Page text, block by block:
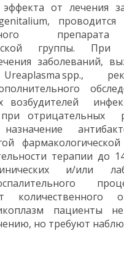
от лечения
проводится
группы. При
заболеваний,
spp.,
отрицательных
фармакологической
терапии до
и/или
количественного
пациенты
но требуют